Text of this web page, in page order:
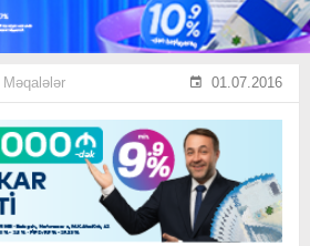
Məqalələr 01.07.2016